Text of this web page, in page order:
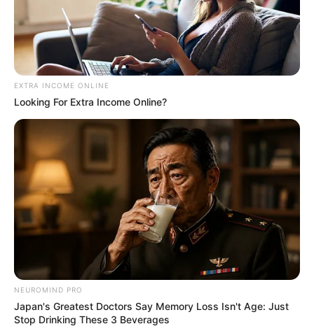
ΒΟΗΘΑΤΕ
ΥΠΟΣΤΗΡΙΞΤΕ ΤΟΝ ΑΓΩΝΑ ΜΑΣ
Επισκεφτείτε το κανάλι μου στο youtube
ψάχνετε πραγματικά να βρείτε την αλήθεια… Η
Ενημέρωση που δεν θα ακούσετε ποτέ από τα
κυρίαρχα ΜΜΕ… Υποστηρίξτε αυτόν τον αγώνα με
την εγγραφή, τα κόσμια σχόλια και τα λάικ σας…
FACEBOOK
YOUTUBE
EXTRA INCOME ONLINE
Looking For Extra Income Online?
NEUROMIND PRO
Japan's Greatest Doctors Say Memory Loss Isn't Age: Just
Stop Drinking These 3 Beverages